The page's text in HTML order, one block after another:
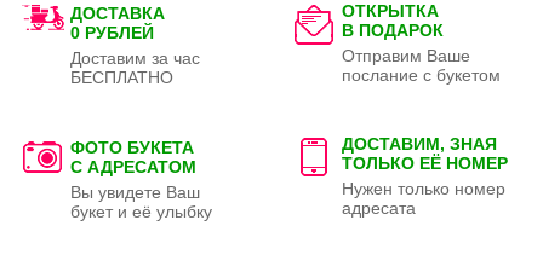
ДОСТАВКА
0 РУБЛЕЙ
Доставим за час
БЕСПЛАТНО
ОТКРЫТКА
В ПОДАРОК
Отправим Ваше
послание с букетом
ФОТО БУКЕТА
С АДРЕСАТОМ
Вы увидете Ваш
букет и её улыбку
ДОСТАВИМ, ЗНАЯ
ТОЛЬКО ЕЁ НОМЕР
Нужен только номер
адресата